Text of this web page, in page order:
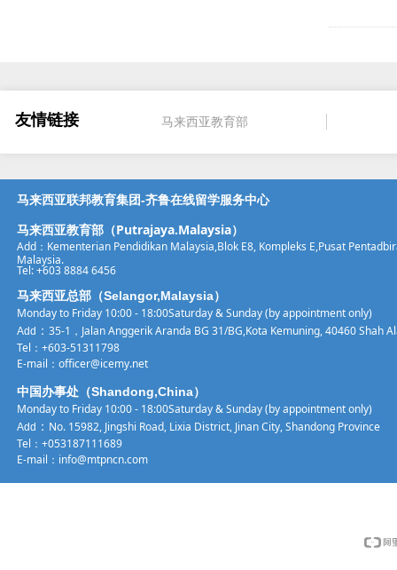
赛的通知
马来西亚教育部
友情链接
马来西亚联邦教育集团-齐鲁在线留学服务中心
马来西亚教育部（Putrajaya.Malaysia）
Add：Kementerian Pendidikan Malaysia,Blok E8, Kompleks E,Pusat
Malaysia.
Tel: +603 8884 6456
马来西亚总部（Selangor,Malaysia）
Monday to Friday 10:00 - 18:00Saturday & Sunday (by appointment only)
Add ： 35-1，Jalan Anggerik Aranda BG 31/BG,Kota Kemuning, 40460 Shah
Tel： +603-51311798
E-mail： officer@icemy.net
中国办事处（Shandong,China）
Monday to Friday 10:00 - 18:00Saturday & Sunday (by appointment only)
Add ： No. 15982, Jingshi Road, Lixia District, Jinan City, Shandong Province
Tel： +053187111689
E-mail：info@mtpncn.com